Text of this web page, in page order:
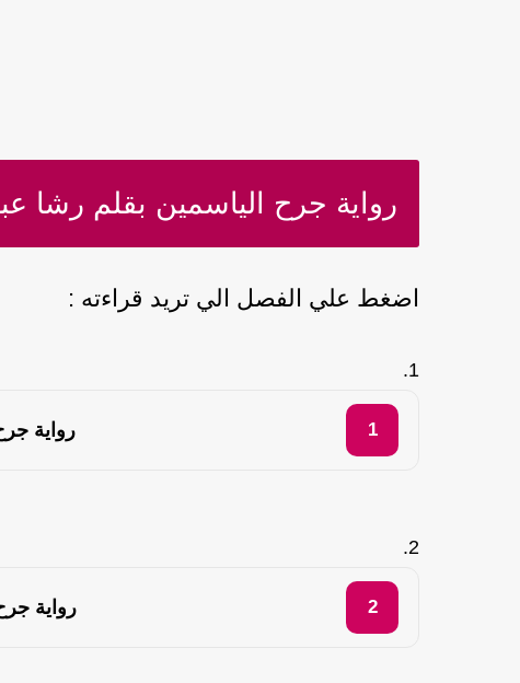
رواية جرح الياسمين بقلم رشا
اضغط علي الفصل الي تريد قراءته :
رواية
رواية